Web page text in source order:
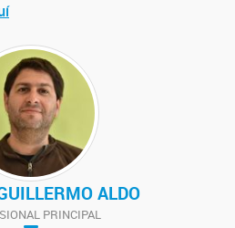
ALDO
PRINCIPAL